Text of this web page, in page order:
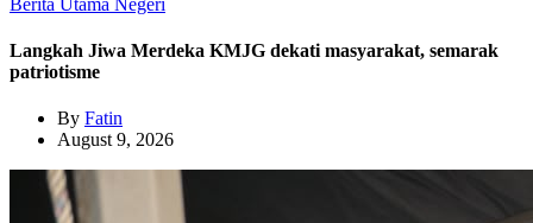
Langkah Jiwa Merdeka KMJG dekati masyarakat, semarak
patriotisme
By Fatin
August 9, 2026